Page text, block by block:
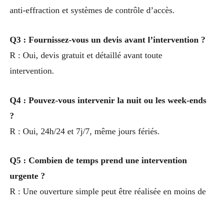
anti-effraction et systèmes de contrôle d’accès.
Q3 : Fournissez-vous un devis avant l’intervention ?
R : Oui, devis gratuit et détaillé avant toute
intervention.
Q4 : Pouvez-vous intervenir la nuit ou les week-ends
?
R : Oui, 24h/24 et 7j/7, même jours fériés.
Q5 : Combien de temps prend une intervention
urgente ?
R : Une ouverture simple peut être réalisée en moins de